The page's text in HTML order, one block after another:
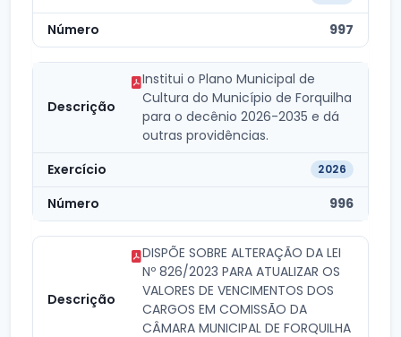
997
Institui o Plano Municipal de
Cultura do Município de Forquilha
para o decênio 2026-2035 e dá
outras providências.
2026
996
DISPÕE SOBRE ALTERAÇÃO DA LEI
Nº 826/2023 PARA ATUALIZAR OS
VALORES DE VENCIMENTOS DOS
CARGOS EM COMISSÃO DA
CÂMARA MUNICIPAL DE FORQUILHA